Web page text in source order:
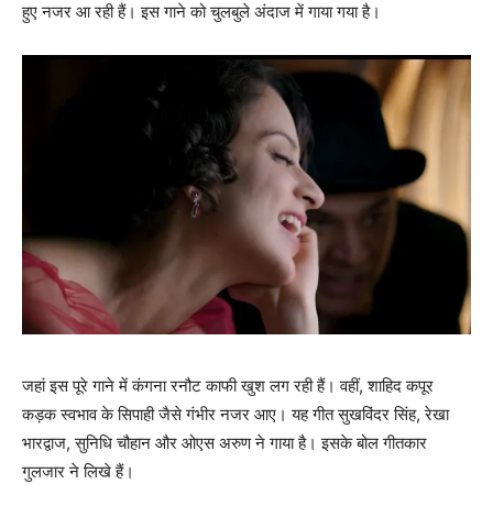
हुए नजर आ रही हैं। इस गाने को चुलबुले अंदाज में गाया गया है।
जहां इस पूरे गाने में कंगना रनौट काफी खुश लग रही हैं। वहीं, शाहिद कपूर
कड़क स्‍वभाव के सिपाही जैसे गंभीर नजर आए। यह गीत सुखविंदर सिंह, रेखा
भारद्वाज, सुनिधि चौहान और ओएस अरुण ने गाया है। इसके बोल गीतकार
गुलजार ने लिखे हैं।